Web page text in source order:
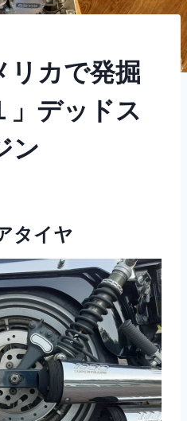
リカで発掘
」デッドス
ン
タイヤ